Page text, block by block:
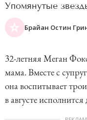
Упомянутые
Брайан Остин
32-летняя Меган
мама. Вместе с
она воспитывает
в августе исполнится